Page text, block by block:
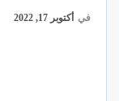
في أكتوبر 17, 2022